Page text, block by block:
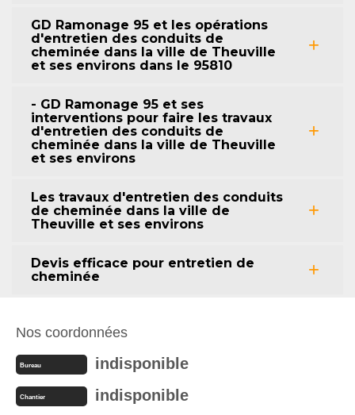
GD Ramonage 95 et les opérations
d'entretien des conduits de
cheminée dans la ville de Theuville
et ses environs dans le 95810
- GD Ramonage 95 et ses
interventions pour faire les travaux
d'entretien des conduits de
cheminée dans la ville de Theuville
et ses environs
Les travaux d'entretien des conduits
de cheminée dans la ville de
Theuville et ses environs
Devis efficace pour entretien de
cheminée
Nos coordonnées
Bureau indisponible
Chantier indisponible